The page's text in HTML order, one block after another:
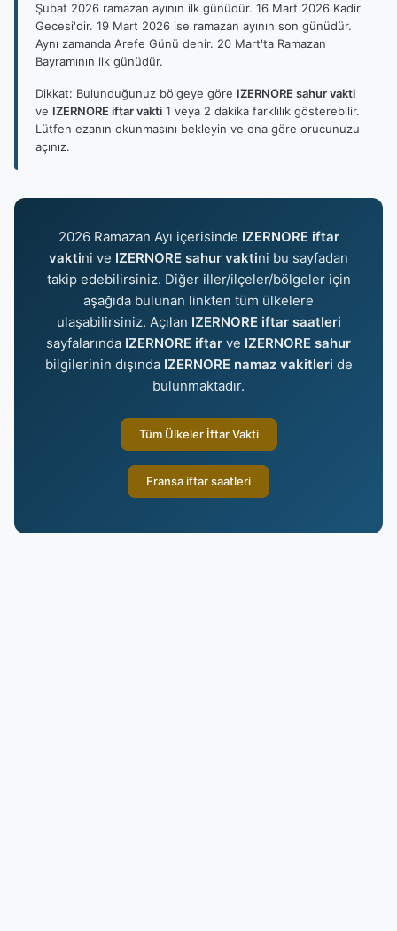
Şubat 2026 ramazan ayının ilk günüdür. 16 Mart 2026 Kadir
Gecesi'dir. 19 Mart 2026 ise ramazan ayının son günüdür.
Aynı zamanda Arefe Günü denir. 20 Mart'ta Ramazan
Bayramının ilk günüdür.
Dikkat: Bulunduğunuz bölgeye göre IZERNORE sahur vakti
ve IZERNORE iftar vakti 1 veya 2 dakika farklılık gösterebilir.
Lütfen ezanın okunmasını bekleyin ve ona göre orucunuzu
açınız.
2026 Ramazan Ayı içerisinde IZERNORE iftar
vaktini ve IZERNORE sahur vaktini bu sayfadan
takip edebilirsiniz. Diğer iller/ilçeler/bölgeler için
aşağıda bulunan linkten tüm ülkelere
ulaşabilirsiniz. Açılan IZERNORE iftar saatleri
sayfalarında IZERNORE iftar ve IZERNORE sahur
bilgilerinin dışında IZERNORE namaz vakitleri de
bulunmaktadır.
Tüm Ülkeler İftar Vakti
Fransa iftar saatleri